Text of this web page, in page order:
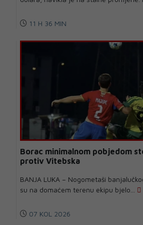
11 H 36 MIN
Borac minimalnom pobjedom
protiv Vitebska
BANJA LUKA – Nogometaši
su na domaćem terenu ekipu bjelo...
07 KOL 2026